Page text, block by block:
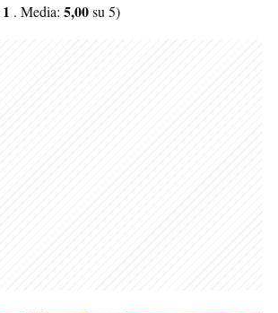
1 . Media: 5,00su 5)